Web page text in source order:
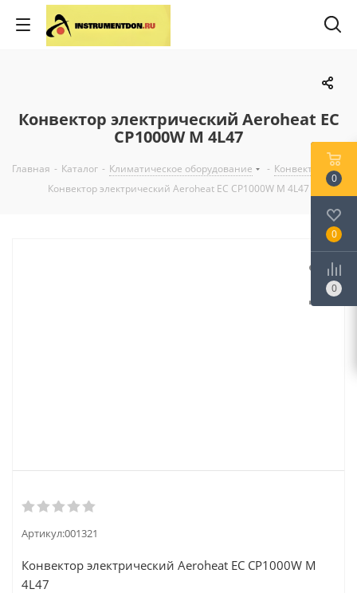
Конвектор электрический Aeroheat EC
CР1000W М 4L47
Главная - Каталог - Климатическое оборудование - Конвектор
-
Конвектор электрический Aeroheat EC CР1000W М 4L47
Артикул:001321
Конвектор электрический Aeroheat EC CР1000W М
4L47
0
0
0